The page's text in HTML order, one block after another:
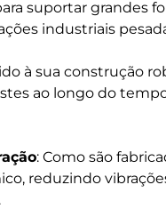
suportar grandes
industriais
à sua construção
ao longo do
: Como são
reduzindo